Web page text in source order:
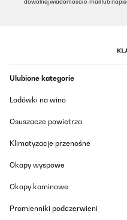
Dieses Produkt hat mich
verarbeitet ist. Er sieht
ist auch sehr funktional.
effektiv. Das spart mir
trocknen muss.Ein weiterer
Das mitgelieferte
befestigen. Ich bin wirklich
aber ich habe es ohne
dowolnej wiadomości e-mail lub
Ulubione kategorie
Lodówki na wino
Osuszacze powietrza
Klimatyzacje przenośne
Okapy wyspowe
Okapy kominowe
Promienniki podczerwieni